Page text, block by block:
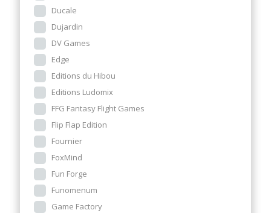
Ducale
Dujardin
DV Games
Edge
Editions du Hibou
Editions Ludomix
FFG Fantasy Flight Games
Flip Flap Edition
Fournier
FoxMind
Fun Forge
Funomenum
Game Factory